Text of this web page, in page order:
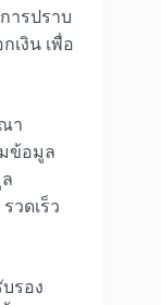
ารปราบ
เงิน เพื่อ
า
ข้อมูล
วดเร็ว
รอง